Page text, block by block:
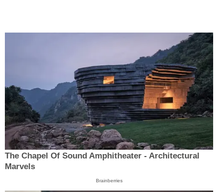
The Chapel Of Sound Amphitheater - Architectural
Marvels
Brainberries